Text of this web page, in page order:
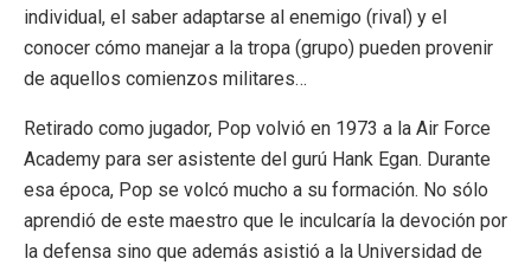
individual, el saber adaptarse al enemigo (rival) y el
conocer cómo manejar a la tropa (grupo) pueden provenir
de aquellos comienzos militares…
Retirado como jugador, Pop volvió en 1973 a la Air Force
Academy para ser asistente del gurú Hank Egan. Durante
esa época, Pop se volcó mucho a su formación. No sólo
aprendió de este maestro que le inculcaría la devoción por
la defensa sino que además asistió a la Universidad de